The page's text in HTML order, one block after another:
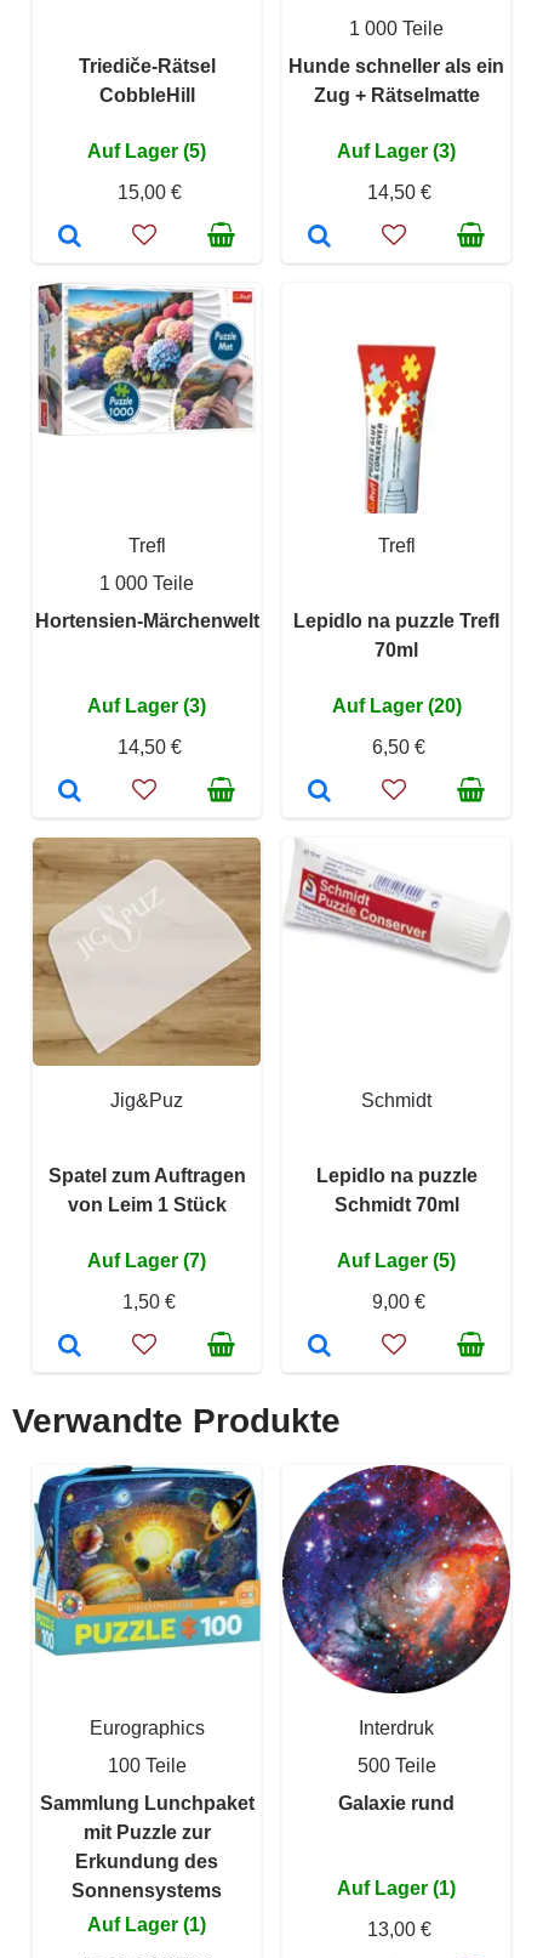
Triediče-Rätsel
CobbleHill
Auf Lager (5)
15,00 €
1 000 Teile
Hunde schneller als ein
Zug + Rätselmatte
Auf Lager (3)
14,50 €
Trefl
1 000 Teile
Hortensien-Märchenwelt
Auf Lager (3)
14,50 €
Trefl
Lepidlo na puzzle Trefl
70ml
Auf Lager (20)
6,50 €
Jig&Puz
Spatel zum Auftragen
von Leim 1 Stück
Auf Lager (7)
1,50 €
Schmidt
Lepidlo na puzzle
Schmidt 70ml
Auf Lager (5)
9,00 €
Verwandte Produkte
Eurographics
100 Teile
Sammlung Lunchpaket
mit Puzzle zur
Erkundung des
Sonnensystems
Auf Lager (1)
Interdruk
500 Teile
Galaxie rund
Auf Lager (1)
13,00 €